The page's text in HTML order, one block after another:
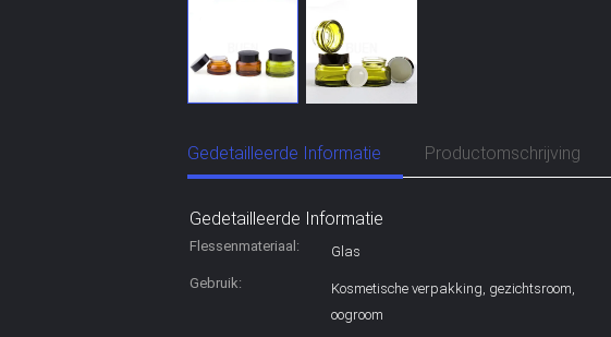
Gedetailleerde Informatie Productomschrijving
Gedetailleerde Informatie
Flessenmateriaal: Glas
Gebruik:
Kosmetische verpakking, gezichtsroom,
oogroom